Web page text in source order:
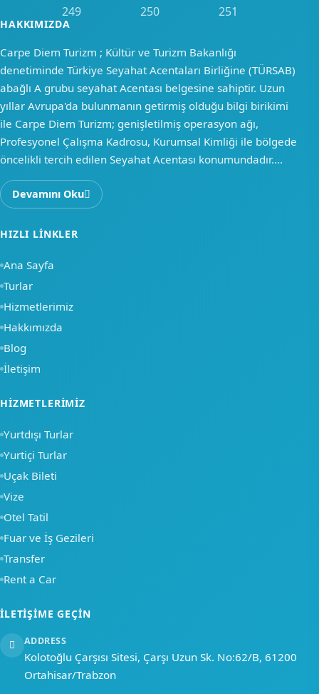
HAKKIMIZDA
Carpe Diem Turizm ; Kültür ve Turizm Bakanlığı
denetiminde Türkiye Seyahat Acentaları Birliğine (TÜRSAB)
abağlı A grubu seyahat Acentası belgesine sahiptir. Uzun
yıllar Avrupa'da bulunmanın getirmiş olduğu bilgi birikimi
ile Carpe Diem Turizm; genişletilmiş operasyon ağı,
Profesyonel Çalışma Kadrosu, Kurumsal Kimliği ile bölgede
öncelikli tercih edilen Seyahat Acentası konumundadır....
Devamını Oku
HIZLI LINKLER
Ana Sayfa
Turlar
Hizmetlerimiz
Hakkımızda
Blog
İletişim
HIZMETLERIMIZ
Yurtdışı Turlar
Yurtiçi Turlar
Uçak Bileti
Vize
Otel Tatil
Fuar ve İş Gezileri
Transfer
Rent a Car
İLETIŞIME GEÇIN
ADDRESS
Kolotoğlu Çarşısı Sitesi, Çarşı Uzun Sk. No:62/B, 61200
Ortahisar/Trabzon